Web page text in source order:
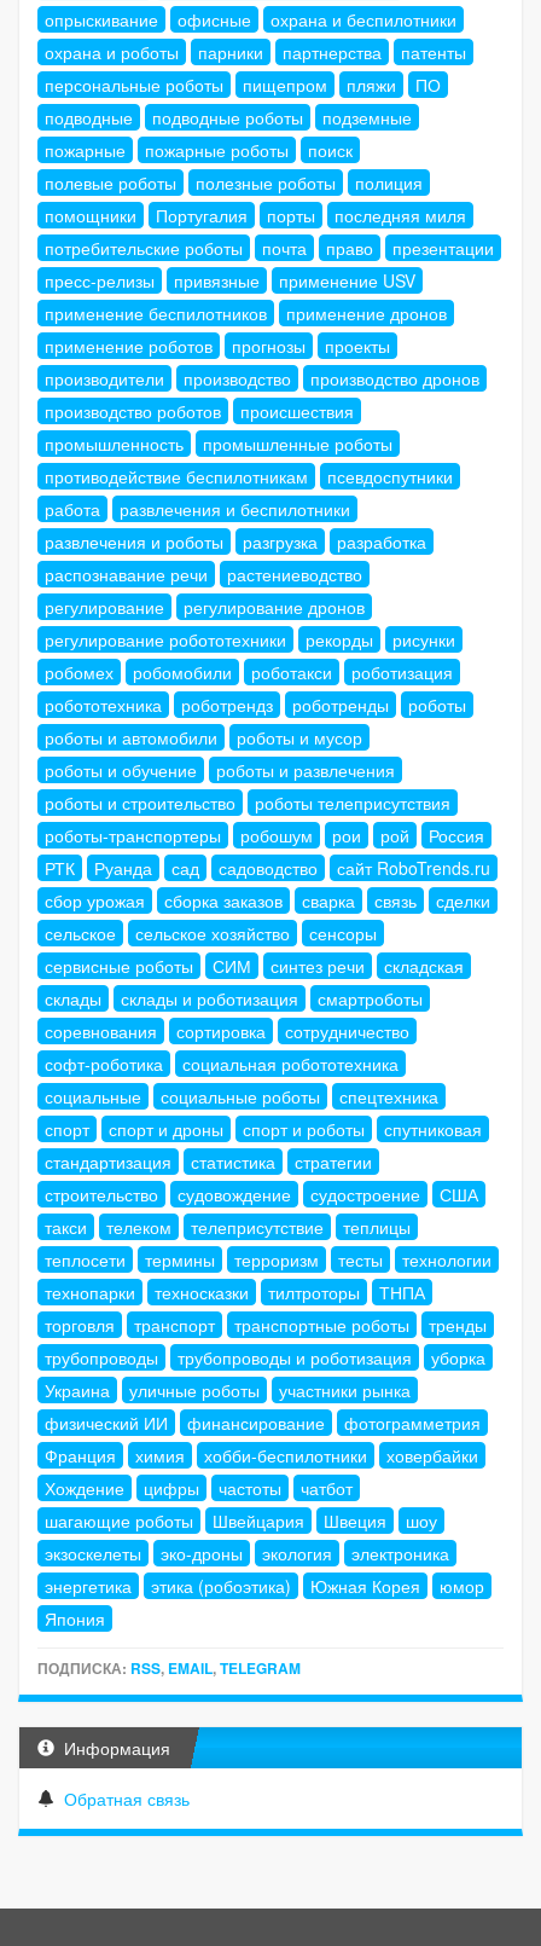
опрыскивание
офисные
охрана и беспилотники
охрана и роботы
парники партнерства
патенты
персональные роботы
пищепром пляжи
ПО
подводные
подводные роботы
подземные
пожарные
пожарные роботы
поиск
полевые роботы
полезные роботы
полиция
помощники
Португалия порты
последняя миля
потребительские роботы
почта право
презентации
пресс-релизы
привязные
применение USV
применение беспилотников
применение дронов
применение роботов
прогнозы
проекты
производители
производство
производство дронов
производство роботов
происшествия
промышленность
промышленные роботы
противодействие беспилотникам
псевдоспутники
работа
развлечения и беспилотники
развлечения и роботы
разгрузка
разработка
распознавание речи
растениеводство
регулирование
регулирование дронов
регулирование робототехники
рекорды
рисунки
робомех
робомобили роботакси
роботизация
робототехника
роботрендз роботренды
роботы
роботы и автомобили
роботы и мусор
роботы и обучение
роботы и развлечения
роботы и строительство
роботы телеприсутствия
роботы-транспортеры
робошум рои рой
Россия
РТК
Руанда сад садоводство
сайт RoboTrends.ru
сбор урожая
сборка заказов сварка связь
сделки
сельское
сельское хозяйство
сенсоры
сервисные роботы
СИМ синтез речи
складская
склады
склады и роботизация
смартроботы
соревнования
сортировка
сотрудничество
софт-роботика
социальная робототехника
социальные
социальные роботы
спецтехника
спорт
спорт и дроны спорт и роботы
спутниковая
стандартизация
статистика
стратегии
строительство
судовождение судостроение
США
такси
телеком телеприсутствие
теплицы
теплосети
термины терроризм тесты
технологии
технопарки
техносказки тилтроторы
ТНПА
торговля
транспорт транспортные роботы
тренды
трубопроводы
трубопроводы и роботизация
уборка
Украина
уличные роботы
участники рынка
физический ИИ
финансирование
фотограмметрия
Франция
химия хобби-беспилотники
ховербайки
Хождение
цифры частоты
чатбот
шагающие роботы
Швейцария Швеция
шоу
экзоскелеты
эко-дроны экология
электроника
энергетика
этика (робоэтика) Южная Корея
юмор
Япония
ПОДПИСКА: RSS, EMAIL,TELEGRAM
Информация
Обратная связь